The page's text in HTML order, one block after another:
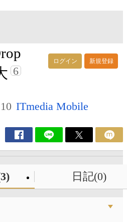
ログイン 新規登録
6
ITmedia Mobile
日記(0)